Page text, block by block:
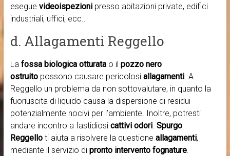
esegue videoispezionipresso abitazioni private, edifici
industriali, uffici, ecc..
d. Allagamenti Reggello
La fossa biologica otturatao il pozzo nero
ostruitopossono causare pericolosi allagamenti. A
Reggello un problema da non sottovalutare, in quanto la
fuoriuscita di liquido causa la dispersione di residui
potenzialmente nocivi per l’ambiente. Inoltre, potresti
andare incontro a fastidiosi cattivi odori. Spurgo
Reggello ti aiuta a risolvere la questione allagamenti,
mediante il servizio di pronto intervento fognature.